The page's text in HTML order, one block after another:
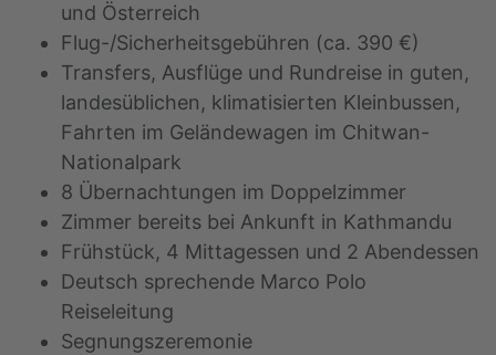
und Österreich
Flug-/Sicherheitsgebühren (ca. 390 €)
Transfers, Ausflüge und Rundreise in guten,
landesüblichen, klimatisierten Kleinbussen,
Fahrten im Geländewagen im Chitwan-
Nationalpark
8 Übernachtungen im Doppelzimmer
Zimmer bereits bei Ankunft in Kathmandu
Frühstück, 4 Mittagessen und 2 Abendessen
Deutsch sprechende Marco Polo
Reiseleitung
Segnungszeremonie